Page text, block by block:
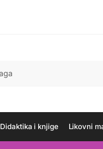
Didaktika i knjige Likovni